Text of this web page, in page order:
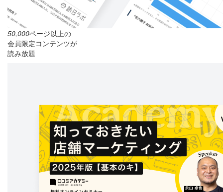
50,000ページ以上の
会員限定コンテンツが
読み放題